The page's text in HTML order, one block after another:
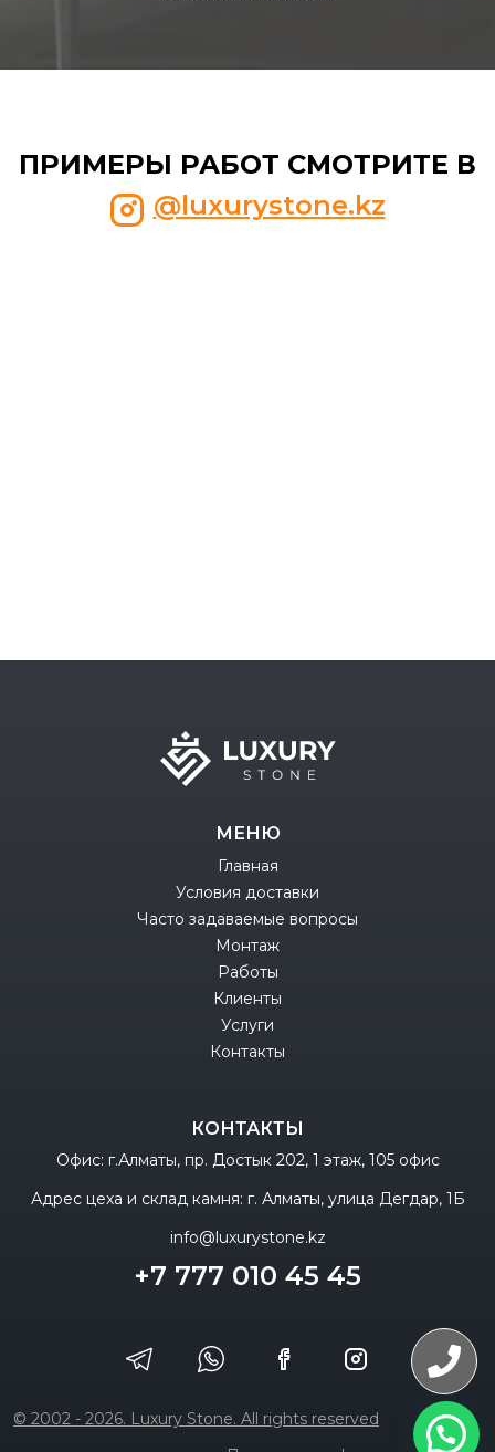
ПРИМЕРЫ РАБОТ СМОТРИТЕ В
@luxurystone.kz
МЕНЮ
Главная
Условия доставки
Часто задаваемые вопросы
Монтаж
Работы
Клиенты
Услуги
Контакты
КОНТАКТЫ
Офис: г.Алматы, пр. Достык 202, 1 этаж, 105 офис
Адрес цеха и склад камня: г. Алматы, улица Дегдар, 1Б
info@luxurystone.kz
+7 777 010 45 45
© 2002 - 2026. Luxury Stone. All rights reserved